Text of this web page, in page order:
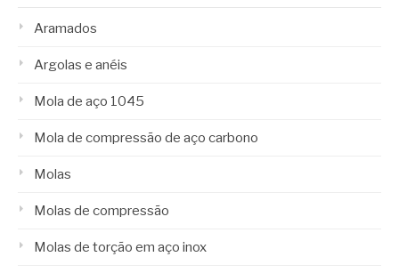
Aramados
Argolas e anéis
Mola de aço 1045
Mola de compressão de aço carbono
Molas
Molas de compressão
Molas de torção em aço inox